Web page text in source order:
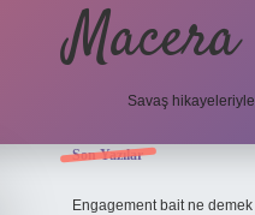
Savaş
Sidebar
Son Yazılar
Engagement bait ne demek